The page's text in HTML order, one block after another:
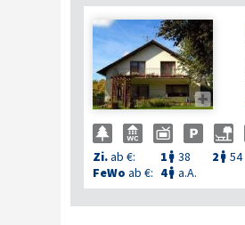

Zi.ab €: 1  38 2  54
FeWo ab €: 4 a.A.